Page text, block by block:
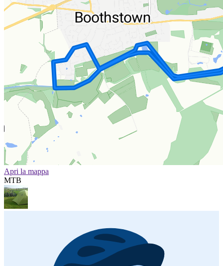
Apri la mappa
MTB